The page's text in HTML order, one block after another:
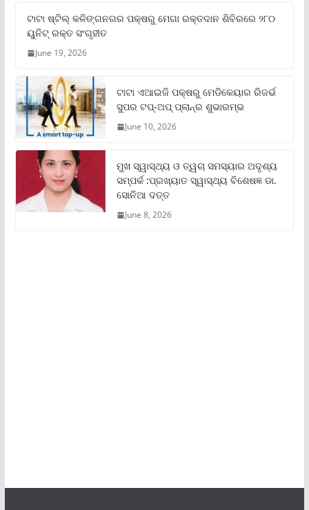
ଟାଟା ଷ୍ଟିଲ୍‌ କଳିଙ୍ଗନଗର ପକ୍ଷରୁ ମେଗା ରକ୍ତଦାନ ଶିବିରରେ ୨୮୦
ୟୁନିଟ୍‌ ରକ୍ତ ସଂଗୃହୀତ
June 19, 2026
ଟାଟା ଏଆଇଜି ପକ୍ଷରୁ ମେଡିକେୟାର ରିଜର୍ଭ
ସୁପର ଟପ୍‌-ଅପ୍ ପ୍ଲାନ୍‌ର ଶୁଭାରମ୍ଭ
June 10, 2026
ମୁଖ ସ୍ୱାସ୍ଥ୍ୟ ଓ ତ୍ୱଚା ସମସ୍ୟାର ଅଦୃଶ୍ୟ
ସମ୍ପର୍କ :ପ୍ରଖ୍ୟାତ ସ୍ୱାସ୍ଥ୍ୟ ବିଶେଷଜ୍ଞ ଡା.
ସୋନିଆ ଦତ୍ତ
June 8, 2026